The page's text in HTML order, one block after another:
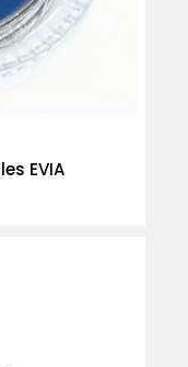
EVIA